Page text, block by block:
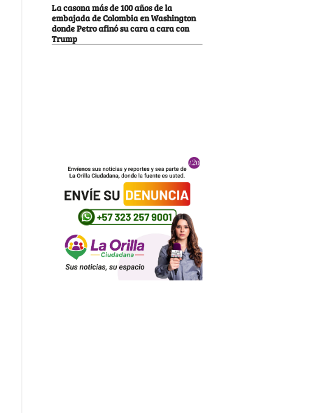
La casona más de 100 años de la
embajada de Colombia en Washington
donde Petro afinó su cara a cara con
Trump